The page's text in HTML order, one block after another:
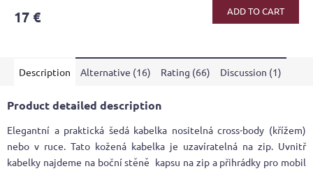
17 € ADD TO CART
Description Alternative (16) Rating (66) Discussion (1)
Product detailed description
Elegantní a praktická šedá kabelka nositelná cross-body (křížem)
nebo v ruce. Tato kožená kabelka je uzavíratelná na zip. Uvnitř
kabelky najdeme na boční stěně kapsu na zip a přihrádky pro mobil